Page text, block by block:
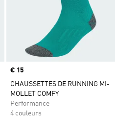
Prix
€ 15
CHAUSSETTES DE RUNNING MI-
MOLLET COMFY
Performance
4 couleurs